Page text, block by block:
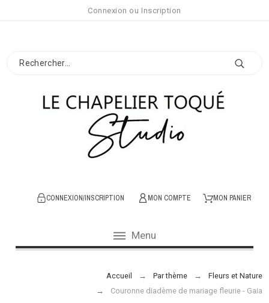
Connexion ou Inscription
CONNEXION/INSCRIPTION MON COMPTE MON PANIER
Menu
Accueil Par thème
Fleurs et Nature
Couronne diadème de mariage fleurie - Gaia